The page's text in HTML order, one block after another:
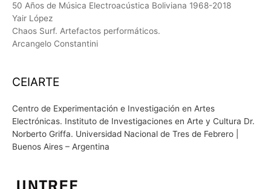
50 Años de Música Electroacústica Boliviana 1968-2018
Yair López
Chaos Surf. Artefactos performáticos.
Arcangelo Constantini
CEIARTE
Centro de Experimentación e Investigación en Artes
Electrónicas. Instituto de Investigaciones en Arte y Cultura Dr.
Norberto Griffa. Universidad Nacional de Tres de Febrero |
Buenos Aires – Argentina